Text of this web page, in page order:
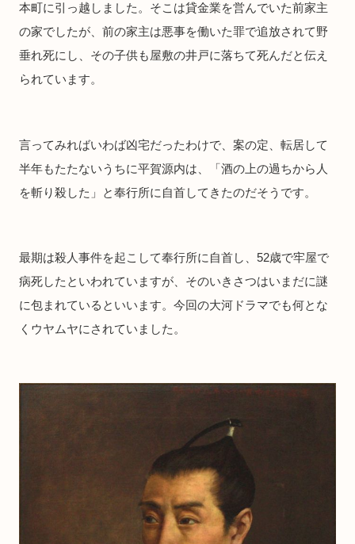
本町に引っ越しました。そこは貸金業を営んでいた前家主
の家でしたが、前の家主は悪事を働いた罪で追放されて野
垂れ死にし、その子供も屋敷の井戸に落ちて死んだと伝え
られています。
言ってみればいわば凶宅だったわけで、案の定、転居して
半年もたたないうちに平賀源内は、「酒の上の過ちから人
を斬り殺した」と奉行所に自首してきたのだそうです。
最期は殺人事件を起こして奉行所に自首し、52歳で牢屋で
病死したといわれていますが、そのいきさつはいまだに謎
に包まれているといいます。今回の大河ドラマでも何とな
くウヤムヤにされていました。